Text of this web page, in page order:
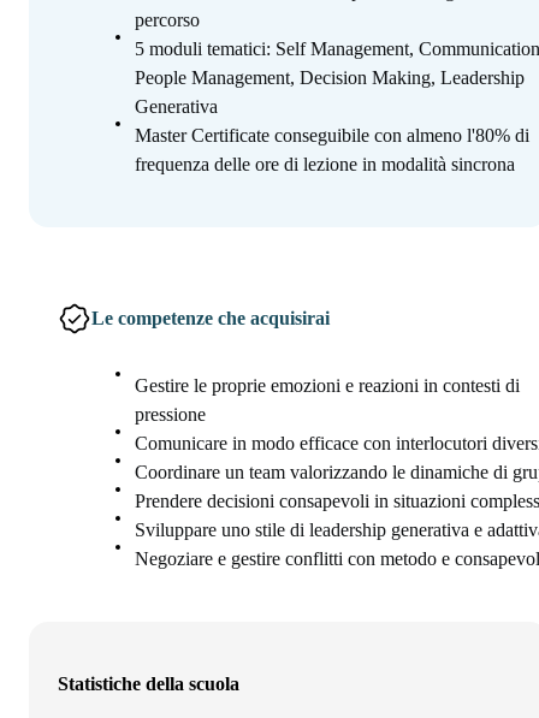
percorso
5 moduli tematici: Self Management,
People Management, Decision Making, Leadership
Generativa
Master Certificate conseguibile con almeno l'80% di
frequenza delle ore di lezione in modalità sincrona
Le competenze che acquisirai
Gestire le proprie emozioni e reazioni in contesti di
pressione
Comunicare in modo efficace con interlocutori
Coordinare un team valorizzando le dinamiche di
Prendere decisioni consapevoli in situazioni
Sviluppare uno stile di leadership generativa e
Negoziare e gestire conflitti con metodo e
Statistiche della scuola